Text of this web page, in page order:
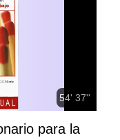
54' 37''
para la